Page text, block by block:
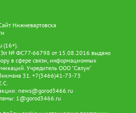
Нижневартовска
(16+).
Эл № ФС77-66798 от 15.08.2016 выдано
в сфере связи, информационных
Учредитель ООО "Салун"
31. +7(3466)41-73-73
news@gorod3466.ru
1@gorod3466.ru